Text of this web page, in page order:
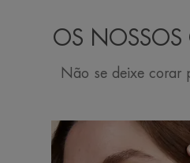
OS NOSSOS
Não se deixe corar